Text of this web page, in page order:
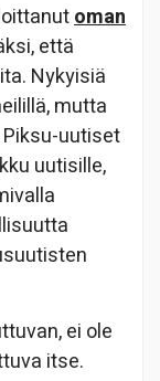
oman
että
Nykyisiä
mutta
uutiset
uutisille,
ei ole
itse.